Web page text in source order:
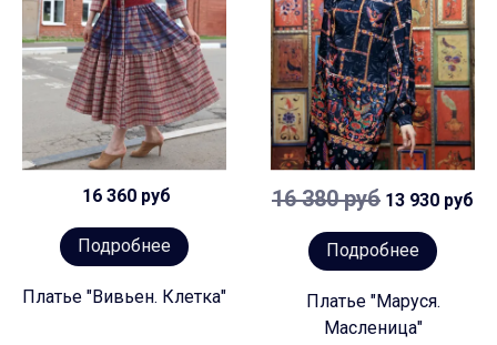
16 360 руб
Подробнее
Платье "Вивьен. Клетка"
16 380 руб 13 930 руб
Подробнее
Платье "Маруся.
Масленица"